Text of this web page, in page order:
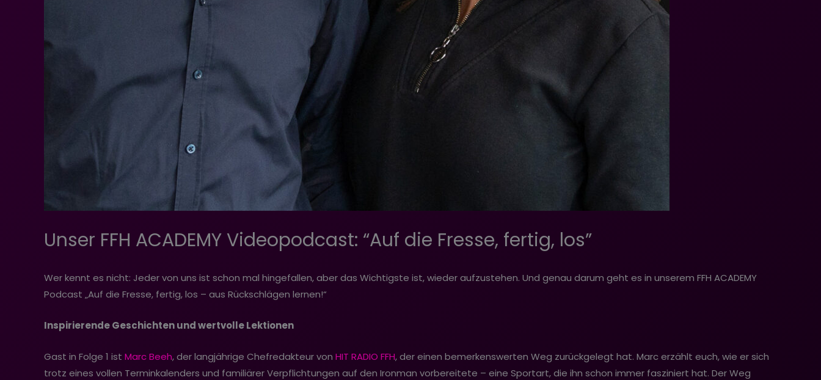
Unser FFH ACADEMY Videopodcast: “Auf die Fresse, fertig, los”
Wer kennt es nicht: Jeder von uns ist schon mal hingefallen, aber das Wichtigste ist, wieder aufzustehen. Und genau darum geht es in unserem FFH ACADEMY
Podcast „Auf die Fresse, fertig, los – aus Rückschlägen lernen!“
Inspirierende Geschichten und wertvolle Lektionen
Gast in Folge 1 ist Marc Beeh, der langjährige Chefredakteur von HIT RADIO FFH, der einen bemerkenswerten Weg zurückgelegt hat. Marc erzählt euch, wie er sich
trotz eines vollen Terminkalenders und familiärer Verpflichtungen auf den Ironman vorbereitete – eine Sportart, die ihn schon immer fasziniert hat. Der Weg